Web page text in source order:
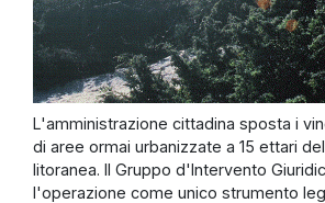
L'amministrazione cittadina sposta i
di aree ormai urbanizzate a 15 ettari
litoranea. Il Gruppo d'Intervento
l'operazione come unico strumento